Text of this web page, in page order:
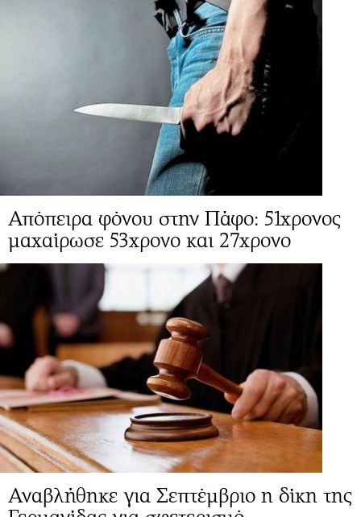
Απόπειρα φόνου στην Πάφο: 51χρονος
μαχαίρωσε 53χρονο και 27χρονο
Αναβλήθηκε για Σεπτέμβριο η δίκη της